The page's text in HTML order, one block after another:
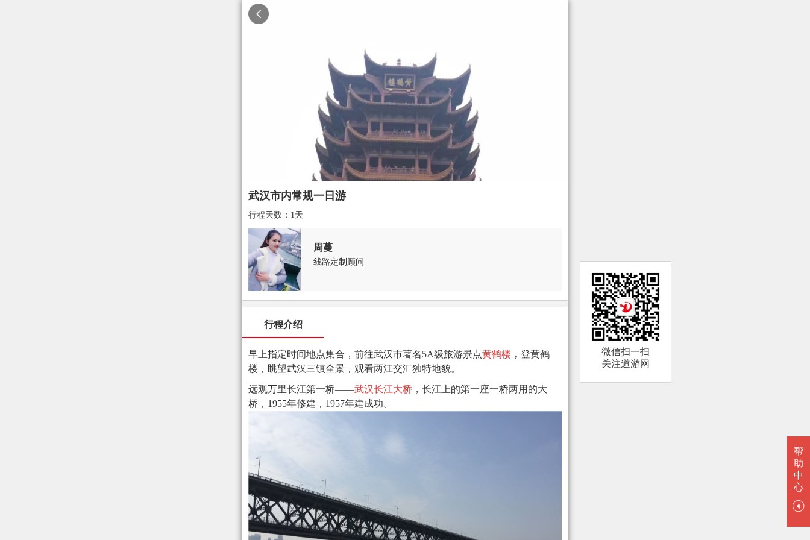
武汉市内常规一日游
行程天数： 1天
周蔓
线路定制顾问
行程介绍
早上指定时间地点集合，前往武汉市著名5A级旅游景点黄鹤楼 ， 登黄鹤
楼，眺望武汉三镇全景，观看两江交汇独特地貌。
远观万里长江第一桥——武汉长江大桥 ，长江上的第一座一桥两用的大
桥，1955年修建，1957年建成功。
微信扫一扫
关注道游网
帮
助
中
心